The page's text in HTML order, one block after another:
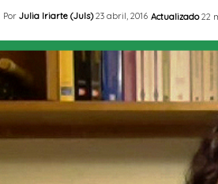
Por Julia Iriarte (Juls) 23 abril, 2016 Actualizado 22